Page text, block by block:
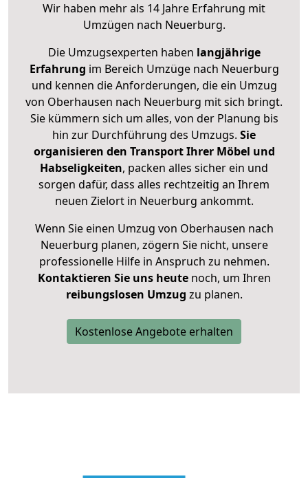
Wir haben mehr als 14 Jahre Erfahrung mit
Umzügen nach Neuerburg.
Die Umzugsexperten haben langjährige
Erfahrung im Bereich Umzüge nach Neuerburg
und kennen die Anforderungen, die ein Umzug
von Oberhausen nach Neuerburg mit sich bringt.
Sie kümmern sich um alles, von der Planung bis
hin zur Durchführung des Umzugs. Sie
organisieren den Transport Ihrer Möbel und
Habseligkeiten, packen alles sicher ein und
sorgen dafür, dass alles rechtzeitig an Ihrem
neuen Zielort in Neuerburg ankommt.
Wenn Sie einen Umzug von Oberhausen nach
Neuerburg planen, zögern Sie nicht, unsere
professionelle Hilfe in Anspruch zu nehmen.
Kontaktieren Sie uns heutenoch, um Ihren
reibungslosen Umzug zu planen.
Kostenlose Angebote erhalten